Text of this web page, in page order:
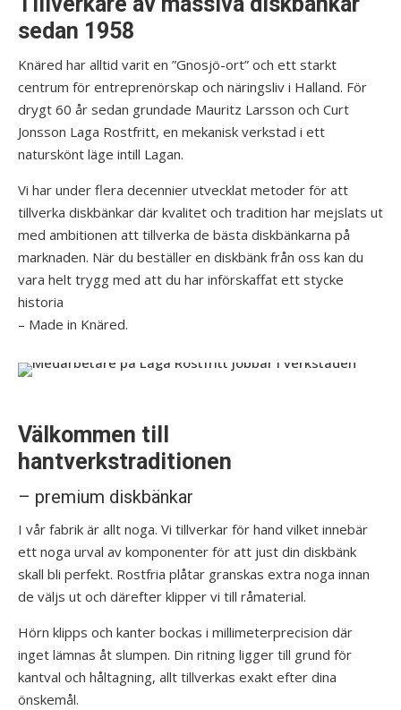
sedan 1958
Knäred har alltid varit en ”Gnosjö-ort” och ett starkt
centrum för entreprenörskap och näringsliv i Halland. För
drygt 60 år sedan grundade Mauritz Larsson och Curt
Jonsson Laga Rostfritt, en mekanisk verkstad i ett
naturskönt läge intill Lagan.
Vi har under flera decennier utvecklat metoder för att
tillverka diskbänkar där kvalitet och tradition har mejslats ut
med ambitionen att tillverka de bästa diskbänkarna på
marknaden. När du beställer en diskbänk från oss kan du
vara helt trygg med att du har införskaffat ett stycke
historia
– Made in Knäred.
Välkommen till
hantverkstraditionen
– premium diskbänkar
I vår fabrik är allt noga. Vi tillverkar för hand vilket innebär
ett noga urval av komponenter för att just din diskbänk
skall bli perfekt. Rostfria plåtar granskas extra noga innan
de väljs ut och därefter klipper vi till råmaterial.
Hörn klipps och kanter bockas i millimeterprecision där
inget lämnas åt slumpen. Din ritning ligger till grund för
kantval och håltagning, allt tillverkas exakt efter dina
önskemål.